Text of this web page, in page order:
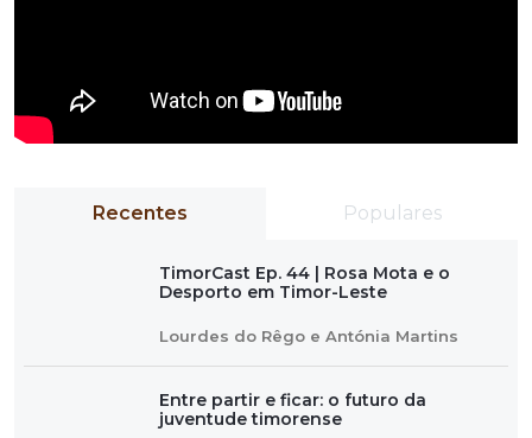
Recentes Populares
TimorCast Ep. 44 | Rosa Mota e o
Desporto em Timor-Leste
Lourdes do Rêgo e Antónia Martins
Entre partir e ficar: o futuro da
juventude timorense